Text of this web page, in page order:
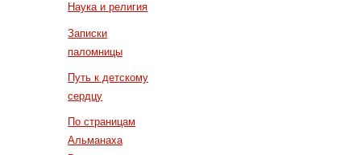
Наука и религия
Записки
паломницы
Путь к детскому
сердцу
По страницам
Альманаха